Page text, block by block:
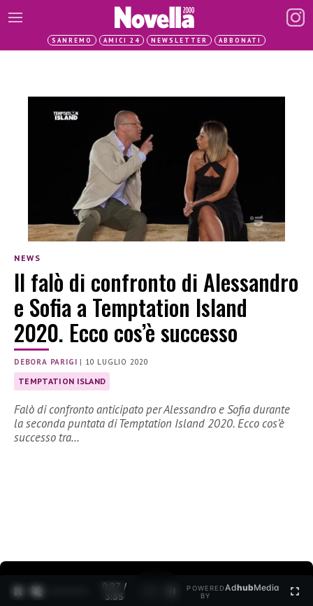
SANREMO AMICI 24 NEWSLETTER ABBONATI
NEWS
Il falò di confronto di Alessandro
e Sofia a Temptation Island
2020. Ecco cos’è successo
DEBORA PARIGI | 10 LUGLIO 2020
TEMPTATION ISLAND
Falò di confronto anticipato per Alessandro e Sofia durante
la seconda puntata di Temptation Island 2020. Ecco cos’è
successo tra…
0:27 /
3:35
POWERED
BY
AdhubMedia